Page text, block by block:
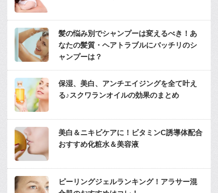
髪の悩み別でシャンプーは変えるべき！あ
なたの髪質・ヘアトラブルにバッチリのシ
ャンプーは？
保湿、美白、アンチエイジングを全て叶え
る♪スクワランオイルの効果のまとめ
美白＆ニキビケアに！ビタミンC誘導体配合
おすすめ化粧水＆美容液
ピーリングジェルランキング！アラサー混